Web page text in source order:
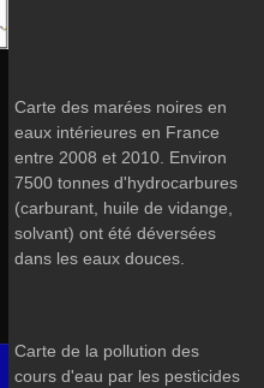
Carte des marées noires en
eaux intérieures en France
entre 2008 et 2010. Environ
7500 tonnes d'hydrocarbures
(carburant, huile de vidange,
solvant) ont été déversées
dans les eaux douces.
Carte de la pollution des
cours d'eau par les pesticides